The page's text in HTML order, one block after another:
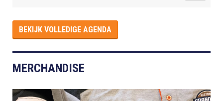
BEKIJK VOLLEDIGE AGENDA
MERCHANDISE